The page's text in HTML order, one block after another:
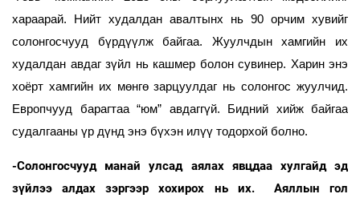
хараарай. Нийт худалдан авалтынх нь 90 орчим хувийг
солонгосчууд бүрдүүлж байгаа. Жуулчдын хамгийн их
худалдан авдаг зүйл нь кашмер болон сувинер. Харин энэ
хоёрт хамгийн их мөнгө зарцуулдаг нь солонгос жуулчид.
Европчууд барагтаа “юм” авдаггүй. Бидний хийж байгаа
судалгааны үр дүнд энэ бүхэн илүү тодорхой болно.
-Солонгосчууд манай улсад аялах явцдаа хулгайд эд
зүйлээ алдах зэргээр хохирох нь их. Аяллын гол